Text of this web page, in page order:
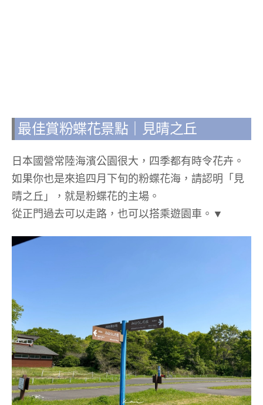
最佳賞粉蝶花景點｜見晴之丘
日本國營常陸海濱公園很大，四季都有時令花卉。
如果你也是來追四月下旬的粉蝶花海，請認明「見
晴之丘」，就是粉蝶花的主場。
從正門過去可以走路，也可以搭乘遊園車。▼